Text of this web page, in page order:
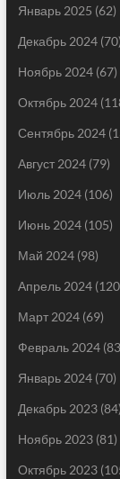
Январь 2025 (62)
Декабрь 2024(70)
Ноябрь 2024(67)
Октябрь 2024
Сентябрь 2024
Август 2024(79)
Июль 2024(106)
Июнь 2024(105)
Май 2024(98)
Апрель 2024
Март 2024(69)
Февраль 2024
Январь 2024(70)
Декабрь 2023(84)
Ноябрь 2023(81)
Октябрь 2023